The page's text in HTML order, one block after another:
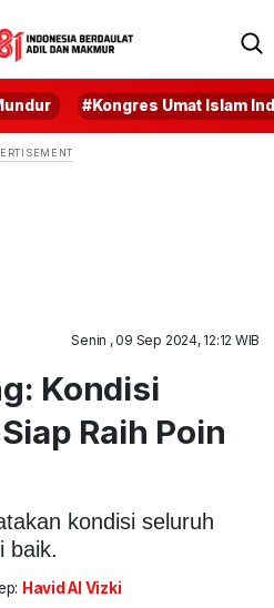
#Kongres Umat Islam
Senin , 09 Sep 2024, 12:12 WIB
Kondisi
Raih Poin
kondisi seluruh
baik.
Havid Al Vizki